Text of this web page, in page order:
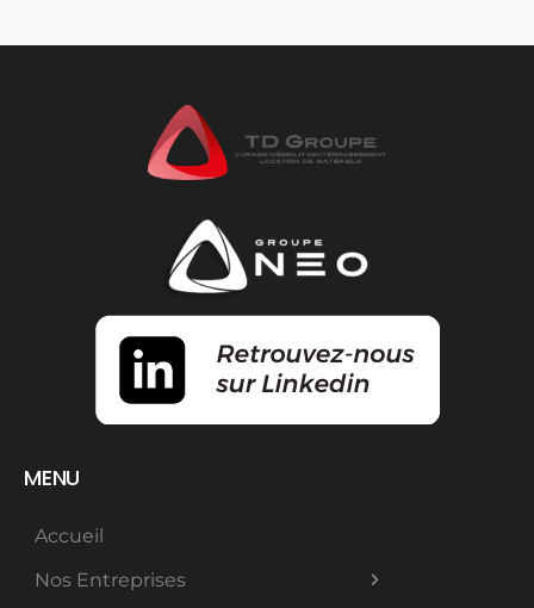
MENU
Accueil
Nos Entreprises